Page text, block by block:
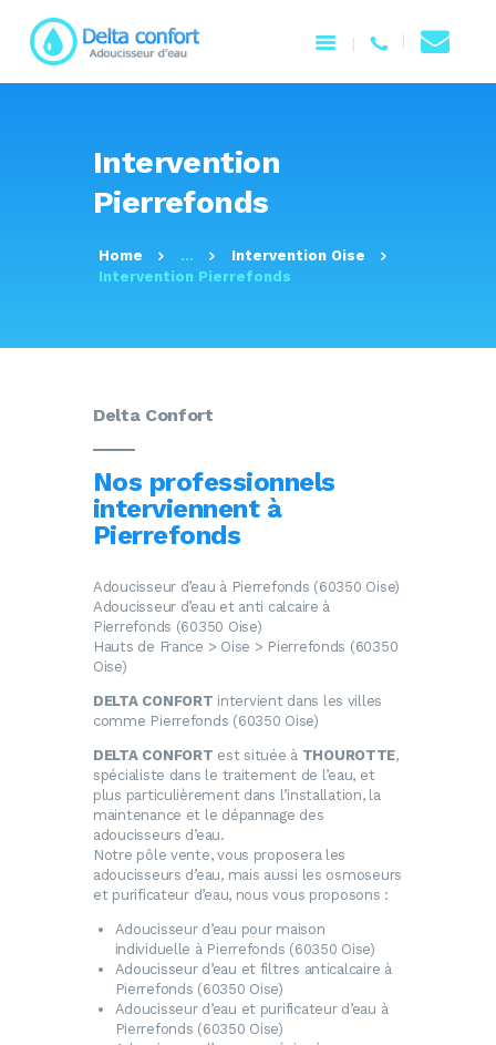
Intervention
Pierrefonds
Home ...
Intervention Oise
Intervention Pierrefonds
ACCUEIL
NOTRE ENTREPRISE
PRODUITS
CONTACTEZ-NOUS
Delta Confort
Nos professionnels
interviennent à
Pierrefonds
Adoucisseur d’eau à Pierrefonds (60350 Oise)
Adoucisseur d’eau et anti calcaire à
Pierrefonds (60350 Oise)
Hauts de France > Oise > Pierrefonds (60350
Oise)
DELTA CONFORT intervient dans les villes
comme Pierrefonds (60350 Oise)
DELTA CONFORT est située à THOUROTTE,
spécialiste dans le traitement de l’eau, et
plus particulièrement dans l’installation, la
maintenance et le dépannage des
adoucisseurs d’eau.
Notre pôle vente, vous proposera les
adoucisseurs d’eau, mais aussi les osmoseurs
et purificateur d’eau, nous vous proposons :
Adoucisseur d’eau pour maison
individuelle à Pierrefonds (60350 Oise)
Adoucisseur d’eau et filtres anticalcaire à
Pierrefonds (60350 Oise)
Adoucisseur d’eau et purificateur d’eau à
Pierrefonds (60350 Oise)